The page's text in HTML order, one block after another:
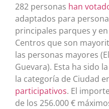
282 personas han
adaptados para
principales parques y
Centros que son
las personas mayores
Guevara). Esta ha sido
la categoría de Ciudad
participativos. El
de los 256.000 €